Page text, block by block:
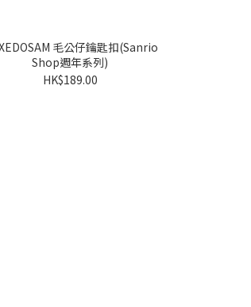
毛公仔鑰匙扣(Sanrio
Shop週年系列)
HK$189.00